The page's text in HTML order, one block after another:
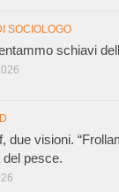
SOCIOLOGO
schiavi
due visioni.
del pesce.